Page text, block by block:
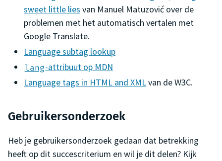
sweet little lies van Manuel Matuzović over de
problemen met het automatisch vertalen met
Google Translate.
Language subtag lookup
lang-attribuut op MDN
Language tags in HTML and XMLvan de W3C.
Gebruikersonderzoek
Heb je gebruikersonderzoek gedaan dat betrekking
heeft op dit succescriterium en wil je dit delen? Kijk